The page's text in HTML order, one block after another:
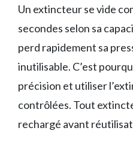
Un extincteur se vide
secondes selon sa
perd rapidement sa
inutilisable. C’est
précision et utiliser
contrôlées. Tout
rechargé avant